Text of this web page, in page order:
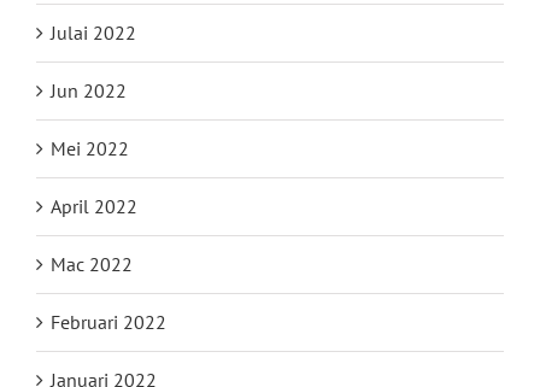
Julai 2022
Jun 2022
Mei 2022
April 2022
Mac 2022
Februari 2022
Januari 2022